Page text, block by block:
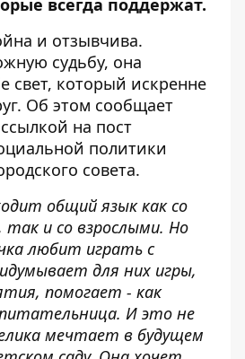
всегда поддержат.
и отзывчива.
судьбу, она
свет, который искренне
Об этом сообщает
на пост
политики
совета.
общий язык как со
так и со взрослыми. Но
любит играть с
для них игры,
помогает - как
И это не
мечтает в будущем